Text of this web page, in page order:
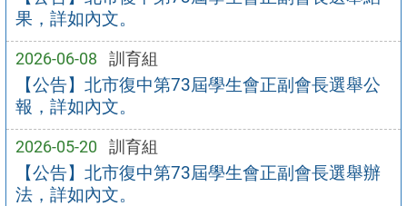
果，詳如內文。
2026-06-08 訓育組
【公告】北市復中第73屆學生會正副會長選舉公
報，詳如內文。
2026-05-20 訓育組
【公告】北市復中第73屆學生會正副會長選舉辦
法，詳如內文。